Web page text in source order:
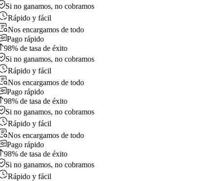
Si no ganamos, no cobramos
Rápido y fácil
Nos encargamos de todo
Pago rápido
98% de tasa de éxito
Si no ganamos, no cobramos
Rápido y fácil
Nos encargamos de todo
Pago rápido
98% de tasa de éxito
Si no ganamos, no cobramos
Rápido y fácil
Nos encargamos de todo
Pago rápido
98% de tasa de éxito
Si no ganamos, no cobramos
Rápido y fácil